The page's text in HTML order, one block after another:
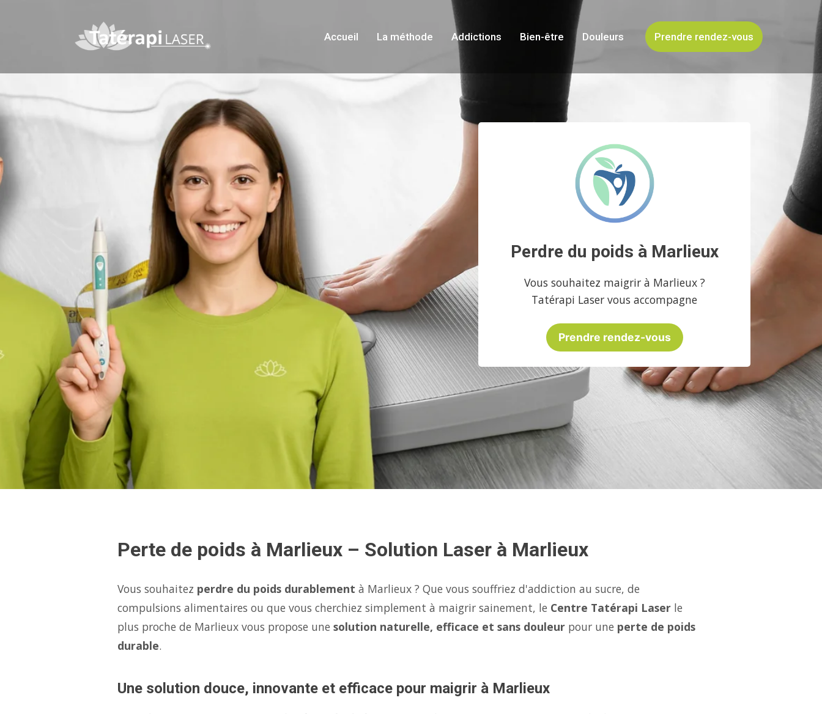
Accueil La méthode Addictions Bien-être Douleurs Prendre rendez-vous
Perdre du poids à Marlieux
Vous souhaitez maigrir à Marlieux ?
Tatérapi Laser vous accompagne
Prendre rendez-vous
Perte de poids à Marlieux – Solution Laser à Marlieux
Vous souhaitez perdre du poids durablement à Marlieux ? Que vous souffriez d'addiction au sucre, de
compulsions alimentaires ou que vous cherchiez simplement à maigrir sainement, le Centre Tatérapi Laser le
plus proche de Marlieux vous propose une solution naturelle, efficace et sans douleur pour une perte de poids
durable.
Une solution douce, innovante et efficace pour maigrir à Marlieux